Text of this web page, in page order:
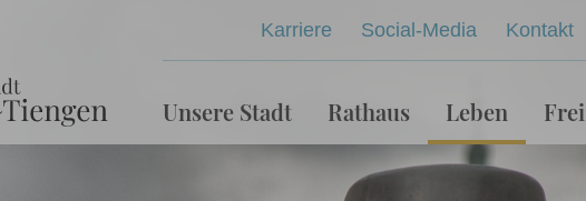
Karriere Social-Media Kontakt
Unsere Stadt Rathaus Leben